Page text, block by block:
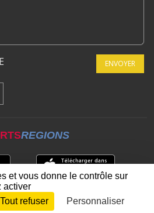
ENVOYER
REGIONS
CONNEXION
et vous donne le contrôle sur
activer
Tout refuser Personnaliser